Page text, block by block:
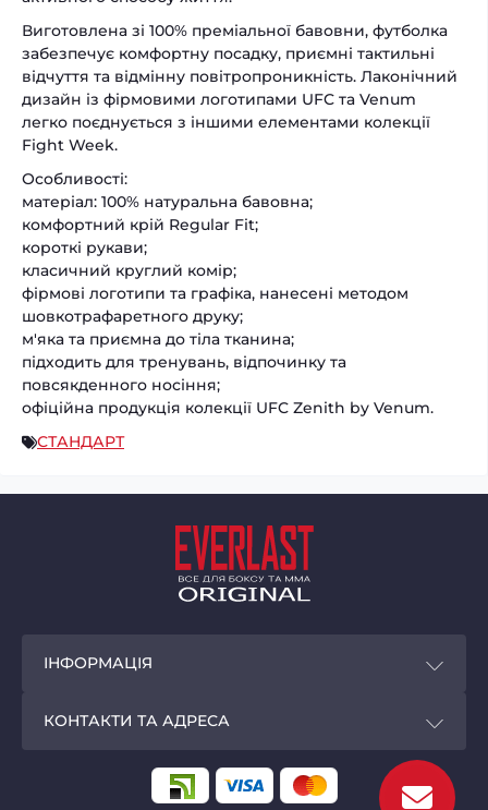
Виготовлена зі 100% преміальної бавовни, футболка
забезпечує комфортну посадку, приємні тактильні
відчуття та відмінну повітропроникність. Лаконічний
дизайн із фірмовими логотипами UFC та Venum
легко поєднується з іншими елементами колекції
Fight Week.
Особливості:
матеріал: 100% натуральна бавовна;
комфортний крій Regular Fit;
короткі рукави;
класичний круглий комір;
фірмові логотипи та графіка, нанесені методом
шовкотрафаретного друку;
м'яка та приємна до тіла тканина;
підходить для тренувань, відпочинку та
повсякденного носіння;
офіційна продукція колекції UFC Zenith by Venum.
СТАНДАРТ
ІНФОРМАЦІЯ
Доставка і оплата
КОНТАКТИ ТА АДРЕСА
вул. Велика Васильківська, 72, ТЦ